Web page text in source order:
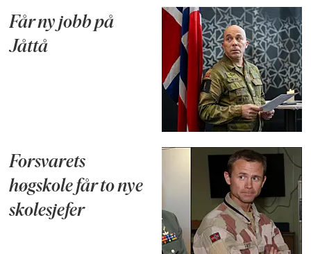
Får ny jobb på
Jåttå
Forsvarets
høgskole får to nye
skolesjefer